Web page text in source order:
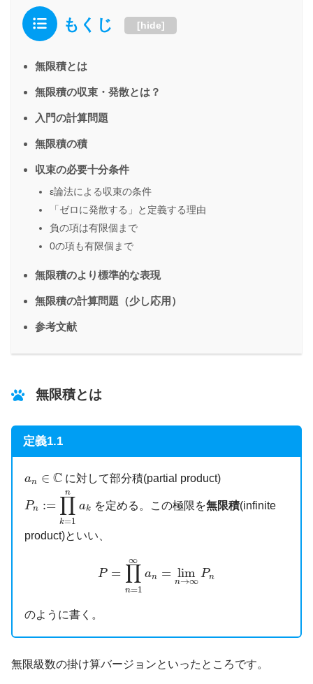
もくじ [hide]
無限積とは
無限積の収束・発散とは？
入門の計算問題
無限積の積
収束の必要十分条件
ε論法による収束の条件
「ゼロに発散する」と定義する理由
負の項は有限個まで
0の項も有限個まで
無限積のより標準的な表現
無限積の計算問題（少し応用）
参考文献
無限積とは
定義1.1
an ∈ C
∈C に対して部分積(partial product)
Pn :=
n
∏
k=1
ak
Pn k= a
を定める。この極限を無限積(infinite
product)といい、
P =
∞
∏
n=1
an = lim
n→∞
Pn
n=
のように書く。
無限級数の掛け算バージョンといったところです。